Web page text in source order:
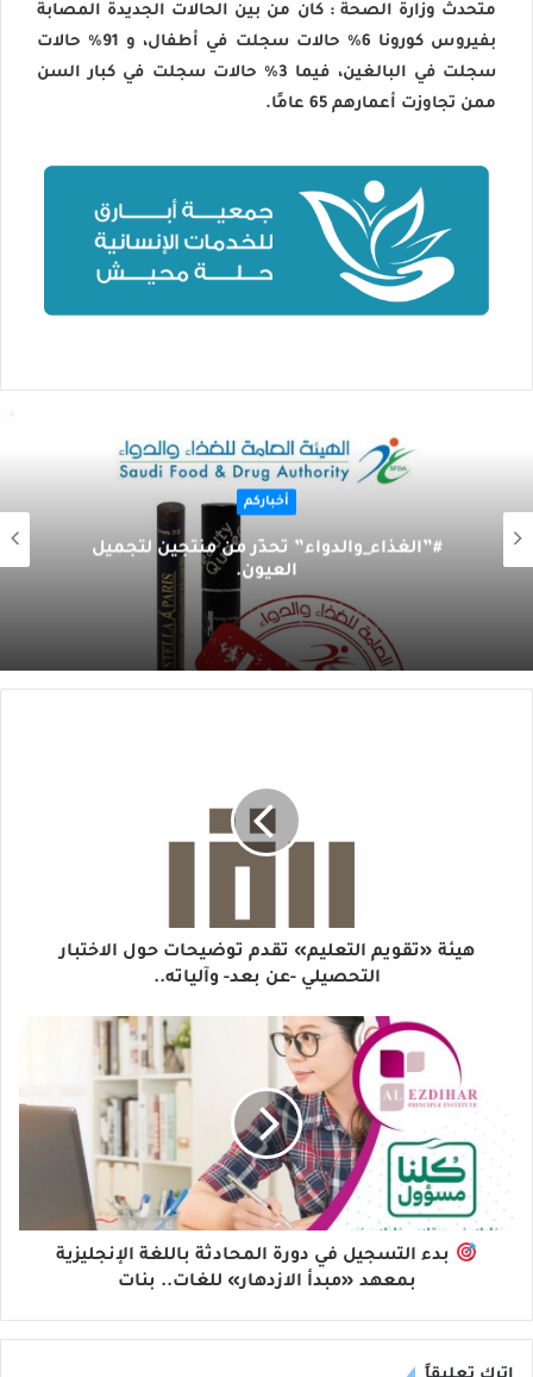
متحدث وزارة الصحة : كان من بين الحالات الجديدة المصابة
بفيروس كورونا
6% حالات سجلت في أطفال، و 91% حالات
سجلت في البالغين، فيما 3% حالات سجلت في كبار السن
ممن تجاوزت أعمارهم 65 عامًا.
أخباركم
‏‏#”الغذاء_والدواء” تحذّر من منتجين لتجميل
العيون.
هيئة «تقويم التعليم» تقدم توضيحات حول الاختبار
التحصيلي -عن بعد- وآلياته..
بدء التسجيل في دورة المحادثة باللغة الإنجليزية
بمعهد «مبدأ الازدهار» للغات.. بنات